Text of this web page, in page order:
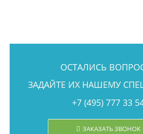
ОСТАЛИСЬ
ЗАДАЙТЕ ИХ НАШЕМУ
+7 (495) 777 33
ЗАКАЗАТЬ ЗВОНОК